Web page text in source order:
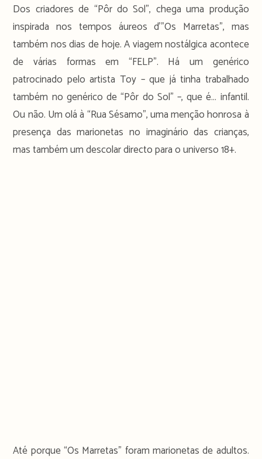
Dos criadores de “Pôr do Sol”, chega uma produção
inspirada nos tempos áureos d’”Os Marretas”, mas
também nos dias de hoje. A viagem nostálgica acontece
de várias formas em “FELP”. Há um genérico
patrocinado pelo artista Toy – que já tinha trabalhado
também no genérico de “Pôr do Sol” –, que é… infantil.
Ou não. Um olá à “Rua Sésamo”, uma menção honrosa à
presença das marionetas no imaginário das crianças,
mas também um descolar directo para o universo 18+.
Até porque “Os Marretas” foram marionetas de adultos.